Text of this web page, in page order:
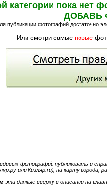
категории пока нет
ДОБАВЬ
публикации фотографий достаточно
Или смотри самые новые
фотографий публиковать и
или Кизляр.ru), на карту города,
данные вверху в описании на